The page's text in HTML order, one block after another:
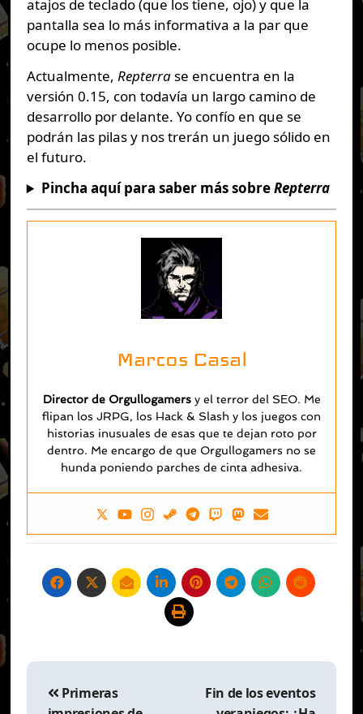
atajos de teclado (que los tiene, ojo) y que la
pantalla sea lo más informativa a la par que
ocupe lo menos posible.
Actualmente, Repterrase encuentra en la
versión 0.15, con todavía un largo camino de
desarrollo por delante. Yo confío en que se
podrán las pilas y nos trerán un juego sólido en
el futuro.
Pincha aquí para saber más sobreRepterra
Marcos Casal
Director de Orgullogamersy el terror del SEO. Me
flipan los JRPG, los Hack & Slash y los juegos con
historias inusuales de esas que te dejan roto por
dentro. Me encargo de que Orgullogamers no se
hunda poniendo parches de cinta adhesiva.
Navegación
Primeras
Fin de los eventos